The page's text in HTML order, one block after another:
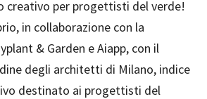
creativo per progettisti del verde!
in collaborazione con la
& Garden e Aiapp, con il
degli architetti di Milano, indice
destinato ai progettisti del